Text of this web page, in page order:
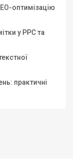
оптимізацію
у PPC та
практичні